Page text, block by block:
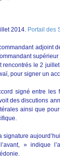
2014. Portail des
adjoint
rencontrés le 2
pour signer un
signé entre
des discutions
ainsi que
signature
» indique